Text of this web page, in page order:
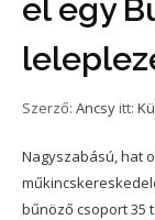
el egy
Szerző: Ancsy itt:
Nagyszabású, hat
bűnöző csoport 35